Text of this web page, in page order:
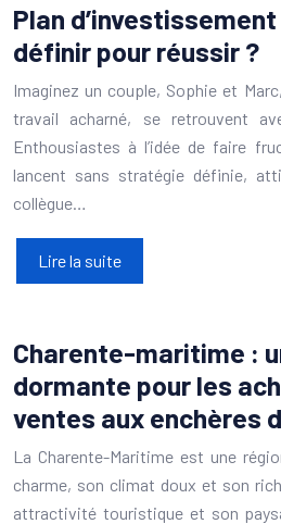
Plan
définir pour réussir ?
Imaginez un couple, Sophie et
travail acharné, se retrouvent
Enthousiastes à l’idée de faire
lancent sans stratégie définie,
collègue…
Lire la suite
Charente-maritime :
dormante pour les
ventes aux enchères
La Charente-Maritime est une
charme, son climat doux et son
attractivité touristique et son